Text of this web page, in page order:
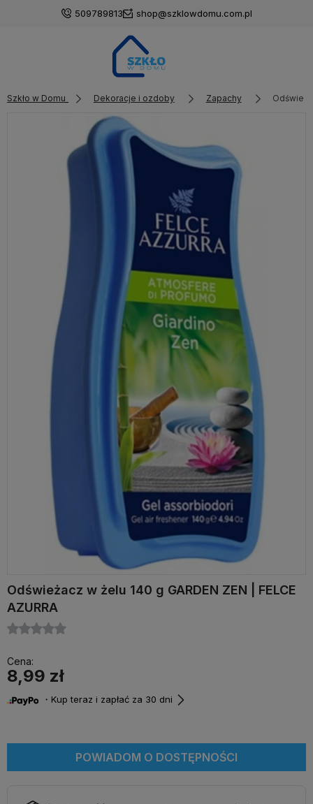
509789813 shop@szklowdomu.com.pl
Szkło w Domu Dekoracje i ozdoby Zapachy
Odświeżacz w żelu 140 g GARDEN ZEN | FELCE
AZURRA
Cena:
8,99 zł
・Kup teraz i zapłać za 30 dni
POWIADOM O DOSTĘPNOŚCI